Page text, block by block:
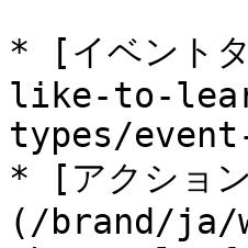
* [イベント
like-to-
types/
* [アクション
(/brand/ja/